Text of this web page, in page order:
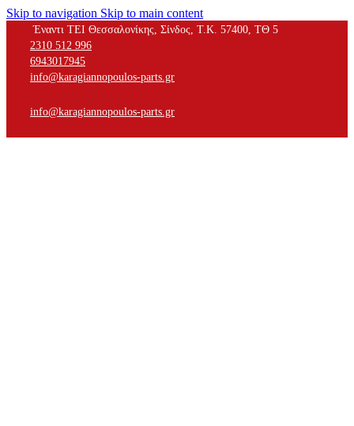
Skip to navigation Skip to main content
Έναντι ΤΕΙ Θεσσαλονίκης, Σίνδος, Τ.Κ. 57400, ΤΘ 5
2310 512 996
6943017945
info@karagiannopoulos-parts.gr
info@karagiannopoulos-parts.gr